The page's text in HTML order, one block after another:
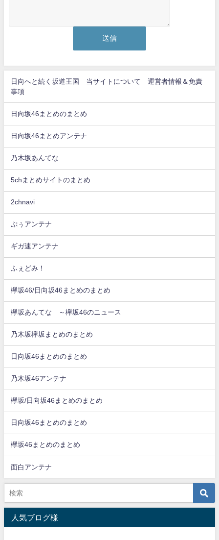
日向へと続く坂道王国 当サイトについて 運営者情報＆免責
事項
日向坂46まとめのまとめ
日向坂46まとめアンテナ
乃木坂あんてな
5chまとめサイトのまとめ
2chnavi
ぷぅアンテナ
ギガ速アンテナ
ふぇどみ！
欅坂46/日向坂46まとめのまとめ
欅坂あんてな ～欅坂46のニュース
乃木坂欅坂まとめのまとめ
日向坂46まとめのまとめ
乃木坂46アンテナ
欅坂/日向坂46まとめのまとめ
日向坂46まとめのまとめ
欅坂46まとめのまとめ
面白アンテナ
人気ブログ様